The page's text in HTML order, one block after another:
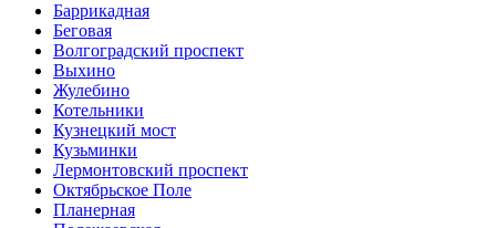
Баррикадная
Беговая
Волгоградский проспект
Выхино
Жулебино
Котельники
Кузнецкий мост
Кузьминки
Лермонтовский проспект
Октябрьское Поле
Планерная